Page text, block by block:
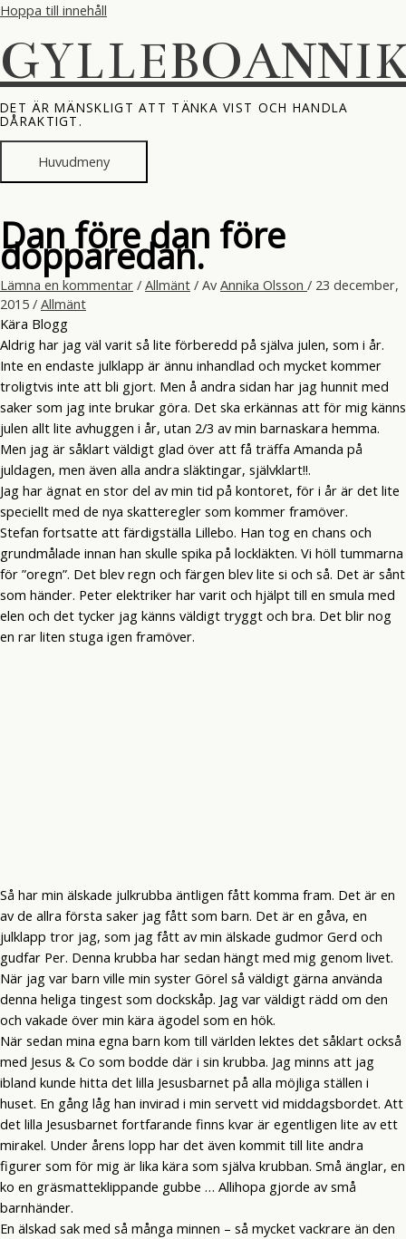
Hoppa till innehåll
DET ÄR MÄNSKLIGT ATT TÄNKA VIST OCH HANDLA
DÅRAKTIGT.
Huvudmeny
Dan före dan före
dopparedan.
Lämna en kommentar / Allmänt / Av Annika Olsson / 23 december,
2015 / Allmänt
Kära Blogg
Aldrig har jag väl varit så lite förberedd på själva julen, som i år.
Inte en endaste julklapp är ännu inhandlad och mycket kommer
troligtvis inte att bli gjort. Men å andra sidan har jag hunnit med
saker som jag inte brukar göra. Det ska erkännas att för mig känns
julen allt lite avhuggen i år, utan 2/3 av min barnaskara hemma.
Men jag är såklart väldigt glad över att få träffa Amanda på
juldagen, men även alla andra släktingar, självklart!!.
Jag har ägnat en stor del av min tid på kontoret, för i år är det lite
speciellt med de nya skatteregler som kommer framöver.
Stefan fortsatte att färdigställa Lillebo. Han tog en chans och
grundmålade innan han skulle spika på lockläkten. Vi höll tummarna
för ”oregn”. Det blev regn och färgen blev lite si och så. Det är sånt
som händer. Peter elektriker har varit och hjälpt till en smula med
elen och det tycker jag känns väldigt tryggt och bra. Det blir nog
en rar liten stuga igen framöver.
Så har min älskade julkrubba äntligen fått komma fram. Det är en
av de allra första saker jag fått som barn. Det är en gåva, en
julklapp tror jag, som jag fått av min älskade gudmor Gerd och
gudfar Per. Denna krubba har sedan hängt med mig genom livet.
När jag var barn ville min syster Görel så väldigt gärna använda
denna heliga tingest som dockskåp. Jag var väldigt rädd om den
och vakade över min kära ägodel som en hök.
När sedan mina egna barn kom till världen lektes det såklart också
med Jesus & Co som bodde där i sin krubba. Jag minns att jag
ibland kunde hitta det lilla Jesusbarnet på alla möjliga ställen i
huset. En gång låg han invirad i min servett vid middagsbordet. Att
det lilla Jesusbarnet fortfarande finns kvar är egentligen lite av ett
mirakel. Under årens lopp har det även kommit till lite andra
figurer som för mig är lika kära som själva krubban. Små änglar, en
ko en gräsmatteklippande gubbe … Allihopa gjorde av små
barnhänder.
En älskad sak med så många minnen – så mycket vackrare än den